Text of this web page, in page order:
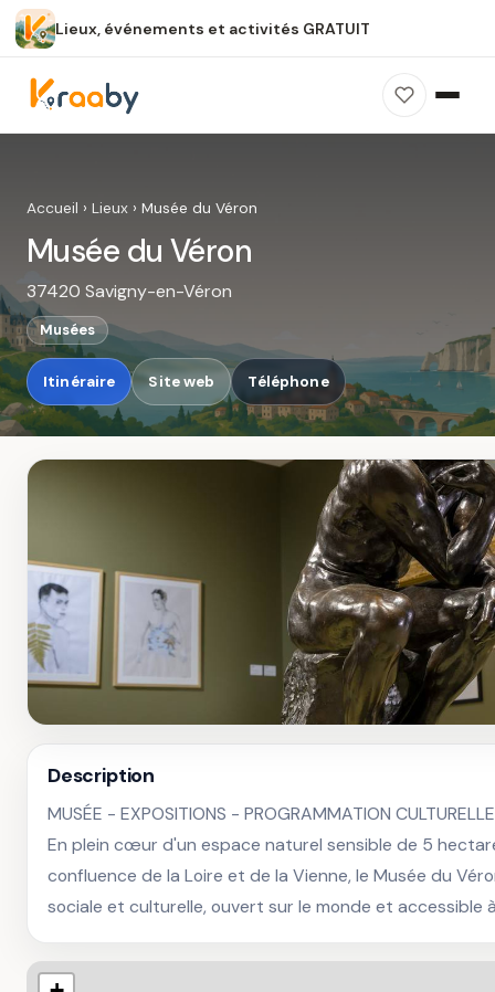
Lieux, événements et activités GRATUIT
spot dans Kraaby.
Accueil › Lieux › Musée du Véron
Musée du Véron
37420 Savigny-en-Véron
Musées
Itinéraire Site web Téléphone
Description
MUSÉE - EXPOSITIONS - PROGRAMMATION CULTURELLE
En plein cœur d'un espace naturel sensible de 5
confluence de la Loire et de la Vienne, le Musée du
sociale et culturelle, ouvert sur le monde et accessible